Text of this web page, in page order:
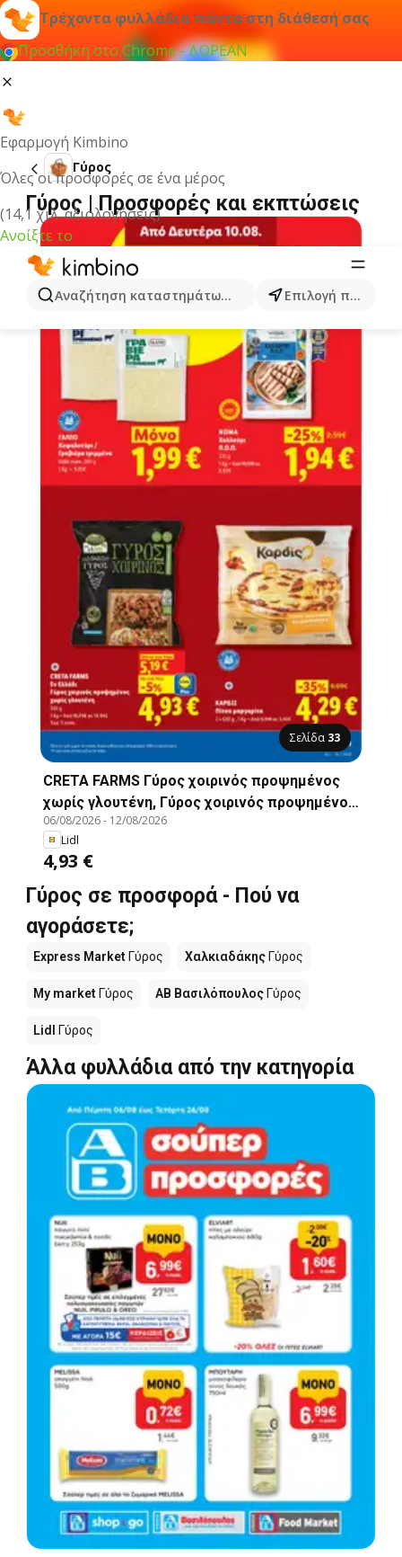
Τρέχοντα φυλλάδια πάντα στη διάθεσή σας
Προσθήκη στο Chrome - ΔΩΡΕΑΝ
Εφαρμογή Kimbino
Όλες οι προσφορές σε ένα μέρος
(14,1 χιλ. αξιολογήσεις)
Ανοίξτε το
Αναζήτηση καταστημάτων, κατηγοριών, προϊόντων...
Επιλογή πόλης
Γύρος
Γύρος | Προσφορές και εκπτώσεις
Σελίδα 33
CRETA FARMS Γύρος χοιρινός προψημένος
χωρίς γλουτένη, Γύρος χοιρινός προψημένος
χωρίς γλουτένη
06/08/2026- 12/08/2026
Lidl
4,93 €
Γύρος σε προσφορά - Πού να
αγοράσετε;
Express Market Γύρος Χαλκιαδάκης Γύρος
My market Γύρος ΑΒ Βασιλόπουλος Γύρος
Lidl Γύρος
Άλλα φυλλάδια από την κατηγορία